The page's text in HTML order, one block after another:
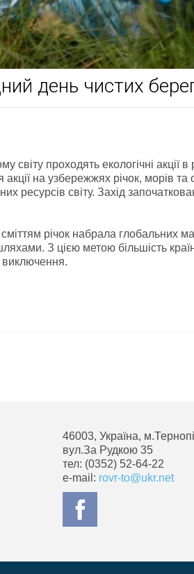
день чистих
світу проходять екологічні
на узбережжях річок, морів
ресурсів світу. Захід
річок набрала глобальних
З цією метою більшість
виключення.
46003, Україна,
вул.За Рудкою 35
тел: (0352) 52-64-22
e-mail: rovr-to@ukr.net